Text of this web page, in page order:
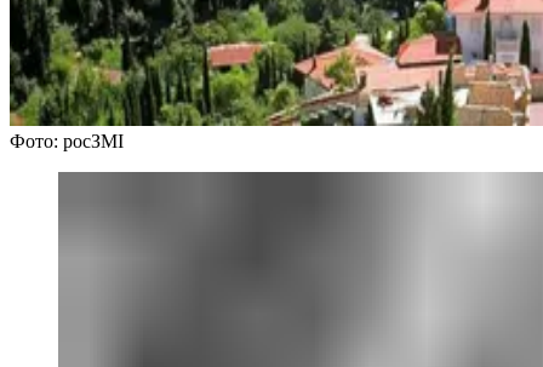
Фото: росЗМІ